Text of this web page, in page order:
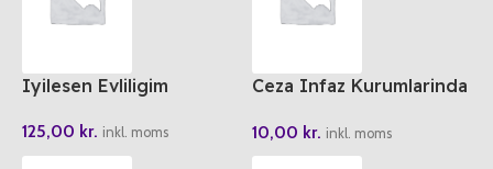
Iyilesen Evliligim
125,00 kr. inkl. moms
Ceza Infaz Kurumlarinda
Rehberlik Hizmetleri
10,00 kr. inkl. moms